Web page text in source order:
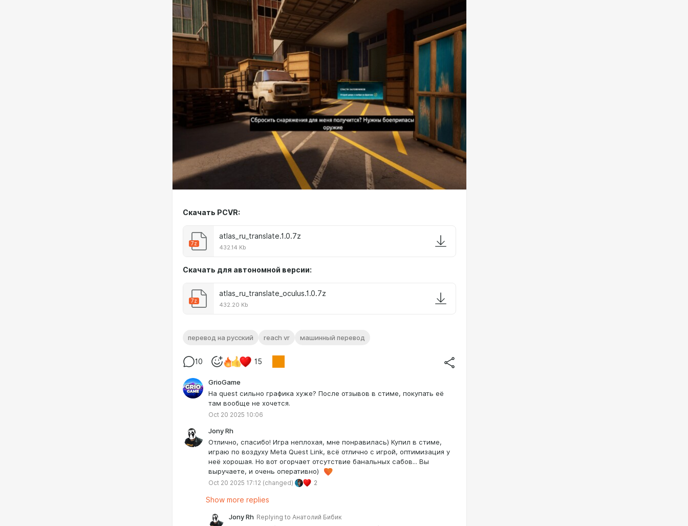
Скачать PCVR:
7z
atlas_ru_translate.1.0.7z
432.14 Kb
Скачать для автономной версии:
7z
atlas_ru_translate_oculus.1.0.7z
432.20 Kb
перевод на русский reach vr машинный перевод
10 15
GrioGame
На quest сильно графика хуже? После отзывов в стиме, покупать её
там вообще не хочется.
Oct 20 2025 10:06
Jony Rh
Отлично, спасибо! Игра неплохая, мне понравилась) Купил в стиме,
играю по воздуху Meta Quest Link, всё отлично с игрой, оптимизация у
неё хорошая. Но вот огорчает отсутствие банальных сабов... Вы
выручаете, и очень оперативно)
Oct 20 2025 17:12 (changed) 2
Show more replies
Jony Rh Replying to Анатолий Бибик